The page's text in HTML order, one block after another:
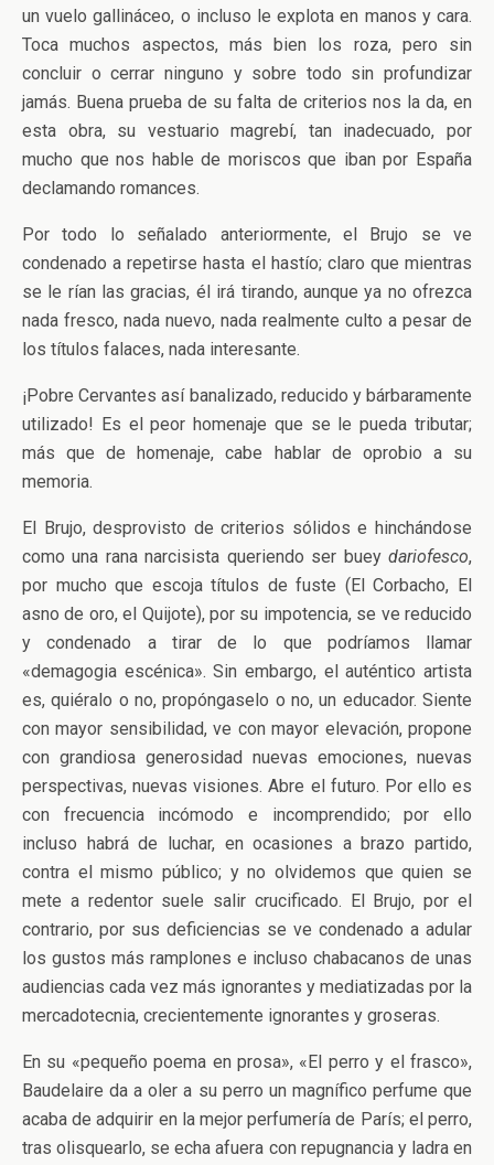
un vuelo gallináceo, o incluso le explota en manos y cara.
Toca muchos aspectos, más bien los roza, pero sin
concluir o cerrar ninguno y sobre todo sin profundizar
jamás. Buena prueba de su falta de criterios nos la da, en
esta obra, su vestuario magrebí, tan inadecuado, por
mucho que nos hable de moriscos que iban por España
declamando romances.
Por todo lo señalado anteriormente, el Brujo se ve
condenado a repetirse hasta el hastío; claro que mientras
se le rían las gracias, él irá tirando, aunque ya no ofrezca
nada fresco, nada nuevo, nada realmente culto a pesar de
los títulos falaces, nada interesante.
¡Pobre Cervantes así banalizado, reducido y bárbaramente
utilizado! Es el peor homenaje que se le pueda tributar;
más que de homenaje, cabe hablar de oprobio a su
memoria.
El Brujo, desprovisto de criterios sólidos e hinchándose
como una rana narcisista queriendo ser buey dariofesco,
por mucho que escoja títulos de fuste (El Corbacho, El
asno de oro, el Quijote), por su impotencia, se ve reducido
y condenado a tirar de lo que podríamos llamar
«demagogia escénica». Sin embargo, el auténtico artista
es, quiéralo o no, propóngaselo o no, un educador. Siente
con mayor sensibilidad, ve con mayor elevación, propone
con grandiosa generosidad nuevas emociones, nuevas
perspectivas, nuevas visiones. Abre el futuro. Por ello es
con frecuencia incómodo e incomprendido; por ello
incluso habrá de luchar, en ocasiones a brazo partido,
contra el mismo público; y no olvidemos que quien se
mete a redentor suele salir crucificado. El Brujo, por el
contrario, por sus deficiencias se ve condenado a adular
los gustos más ramplones e incluso chabacanos de unas
audiencias cada vez más ignorantes y mediatizadas por la
mercadotecnia, crecientemente ignorantes y groseras.
En su «pequeño poema en prosa», «El perro y el frasco»,
Baudelaire da a oler a su perro un magnífico perfume que
acaba de adquirir en la mejor perfumería de París; el perro,
tras olisquearlo, se echa afuera con repugnancia y ladra en